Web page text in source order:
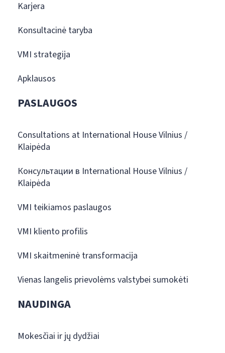
Karjera
Konsultacinė taryba
VMI strategija
Apklausos
PASLAUGOS
Consultations at International House Vilnius /
Klaipėda
Консультации в International House Vilnius /
Klaipėda
VMI teikiamos paslaugos
VMI kliento profilis
VMI skaitmeninė transformacija
Vienas langelis prievolėms valstybei sumokėti
NAUDINGA
Mokesčiai ir jų dydžiai